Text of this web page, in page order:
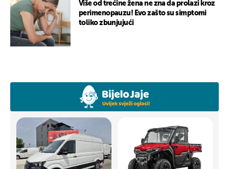
Više od trećine žena ne zna da prolazi kroz
perimenopauzu! Evo zašto su simptomi
toliko zbunjujući